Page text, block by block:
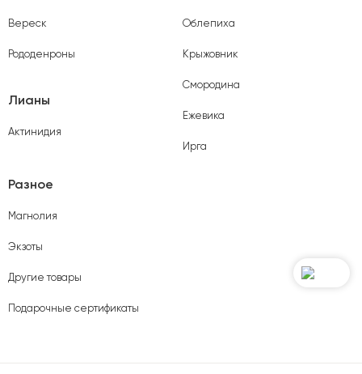
Вереск
Рододенроны
Облепиха
Крыжовник
Смородина
Ежевика
Ирга
Лианы
Актинидия
Разное
Магнолия
Экзоты
Другие товары
Подарочные сертификаты